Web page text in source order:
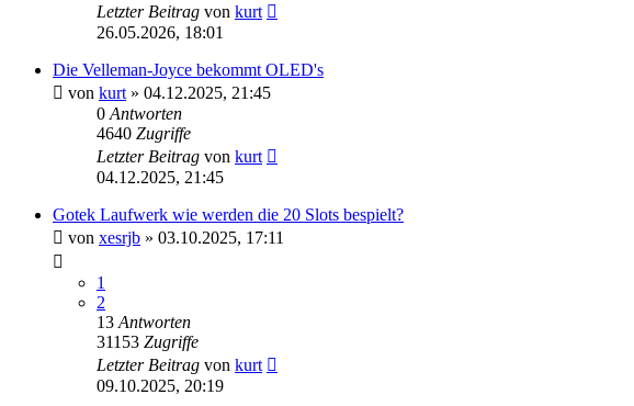
Letzter Beitrag von kurt
26.05.2026, 18:01
Die Velleman-Joyce bekommt OLED's
von kurt » 04.12.2025, 21:45
0 Antworten
4640 Zugriffe
Letzter Beitrag von kurt
04.12.2025, 21:45
Gotek Laufwerk wie werden die 20 Slots bespielt?
von xesrjb » 03.10.2025, 17:11
1
2
13 Antworten
31153 Zugriffe
Letzter Beitrag von kurt
09.10.2025, 20:19